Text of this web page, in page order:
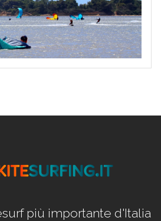
più importante d'Italia